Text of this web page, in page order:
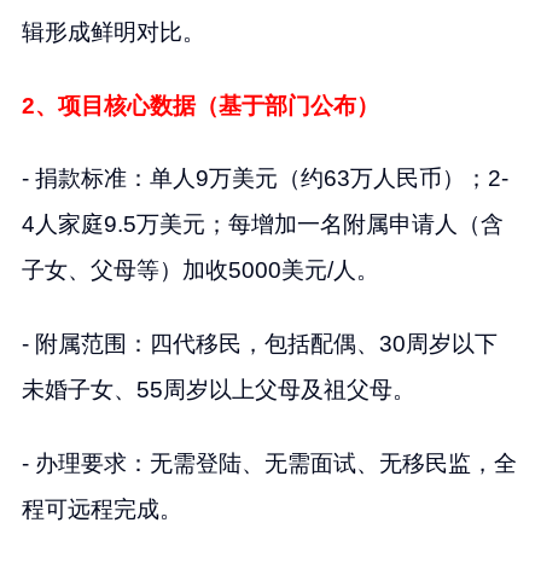
辑形成鲜明对比。
2、项目核心数据（基于部门公布）
- 捐款标准：单人9万美元（约63万人民币）；2-
4人家庭9.5万美元；每增加一名附属申请人（含
子女、父母等）加收5000美元/人。
- 附属范围：四代移民，包括配偶、30周岁以下
未婚子女、55周岁以上父母及祖父母。
- 办理要求：无需登陆、无需面试、无移民监，全
程可远程完成。